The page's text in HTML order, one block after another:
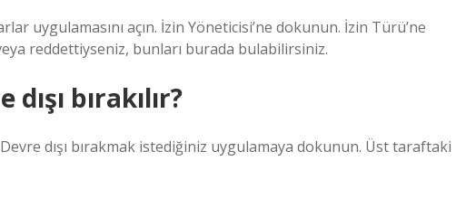
uygulamasını açın. İzin Yöneticisi’ne dokunun. İzin Türü’ne
reddettiyseniz, bunları burada bulabilirsiniz.
bırakılır?
dışı bırakmak istediğiniz uygulamaya dokunun. Üst taraftaki